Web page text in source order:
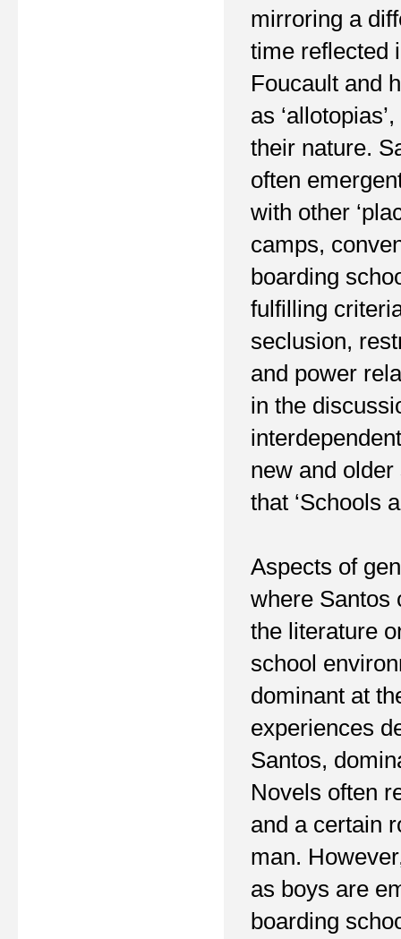
mirroring a
time reflected
Foucault and
as
their nature.
often
with other
camps,
boarding
fulfilling
seclusion,
and power
in the
new and
that ‘Schools
Aspects of
where Santos
the literature
school
dominant at
experiences
Santos,
Novels often
and a certain
man.
as boys are
boarding